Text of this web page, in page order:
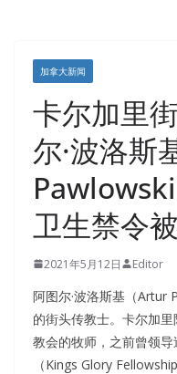
加拿大新闻
卡尔加里
尔·波洛斯
卫生禁令
2021年5月12日 Editor
阿图尔·波洛斯基（Artur
的街头传教士。卡尔加
教会的牧师，之前曾领
（Kings Glory